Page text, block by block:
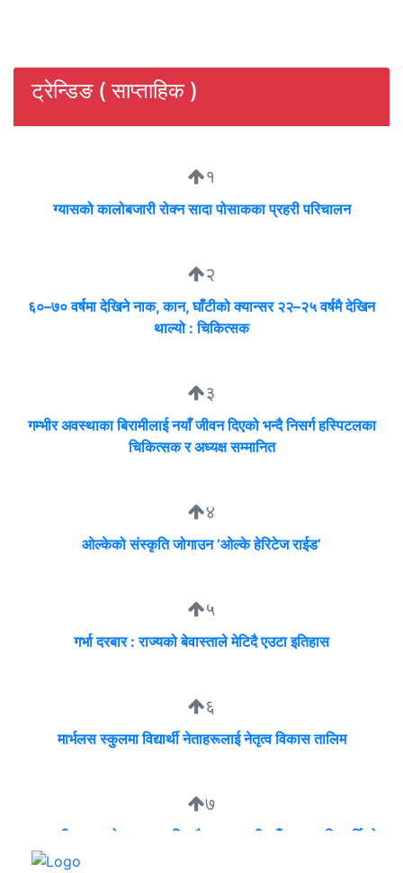
ट्रेन्डिङ ( साप्ताहिक )
१
ग्यासको कालोबजारी रोक्न सादा पोसाकका प्रहरी परिचालन
२
६०–७० वर्षमा देखिने नाक, कान, घाँटीको क्यान्सर २२–२५ वर्षमै देखिन
थाल्यो : चिकित्सक
३
गम्भीर अवस्थाका बिरामीलाई नयाँ जीवन दिएको भन्दै निसर्ग हस्पिटलका
चिकित्सक र अध्यक्ष सम्मानित
४
ओल्केको संस्कृति जोगाउन ‘ओल्के हेरिटेज राईड’
५
गर्भा दरबार : राज्यको बेवास्ताले मेटिदै एउटा इतिहास
६
मार्भलस स्कुलमा विद्यार्थी नेताहरूलाई नेतृत्व विकास तालिम
७
व्यवसायी मुन्दडाको घरमा एकाबिहानै खानतलासी, पाँच घन्टापछि फर्कियो